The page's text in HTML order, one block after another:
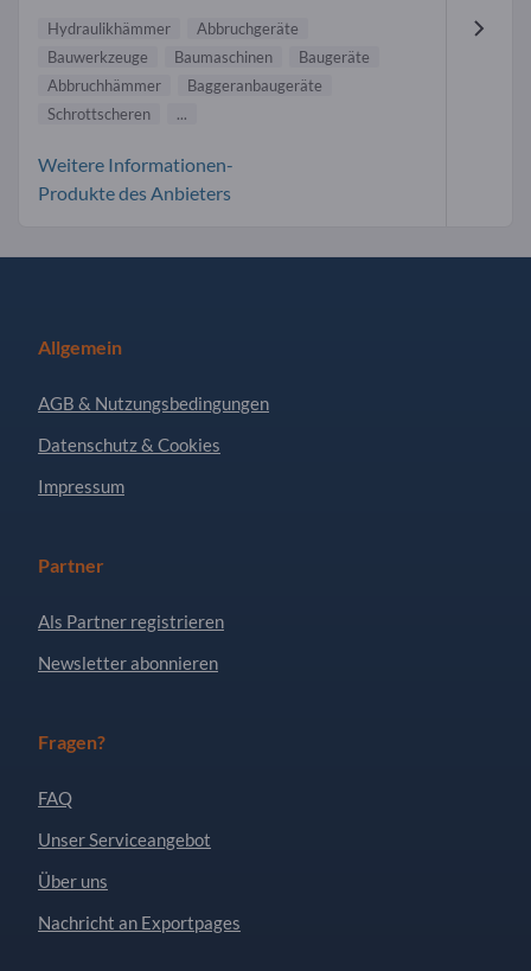
Hydraulikhämmer
Abbruchgeräte
Bauwerkzeuge
Baumaschinen
Baugeräte
Abbruchhämmer
Baggeranbaugeräte
Schrottscheren
...
Weitere Informationen-
Produkte des Anbieters
Allgemein
AGB & Nutzungsbedingungen
Datenschutz & Cookies
Impressum
Partner
Als Partner registrieren
Newsletter abonnieren
Fragen?
FAQ
Unser Serviceangebot
Über uns
Nachricht an Exportpages